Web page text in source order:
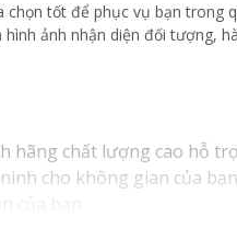
chọn tốt để phục vụ bạn trong
ảnh nhận diện đối tượng,
hãng chất lượng cao hỗ
cho không gian của
của bạn.